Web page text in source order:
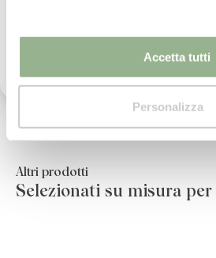
Accetta tutti
Personalizza
acquisto
Altri prodotti
Selezionati su misura per
vostra Privacy Policy ed
comunicazioni tramite newsletter.